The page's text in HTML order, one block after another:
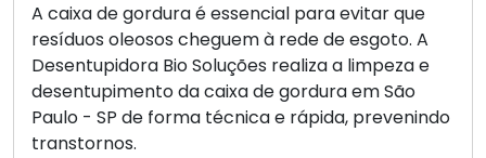
A caixa de gordura é essencial para evitar que
resíduos oleosos cheguem à rede de esgoto. A
Desentupidora Bio Soluções realiza a limpeza e
desentupimento da caixa de gordura em São
Paulo - SP de forma técnica e rápida, prevenindo
transtornos.